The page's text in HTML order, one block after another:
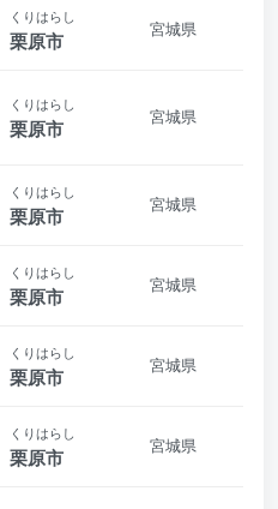
くりはらし
栗原市
宮城県
くりはらし
栗原市
宮城県
くりはらし
栗原市
宮城県
くりはらし
栗原市
宮城県
くりはらし
栗原市
宮城県
くりはらし
栗原市
宮城県